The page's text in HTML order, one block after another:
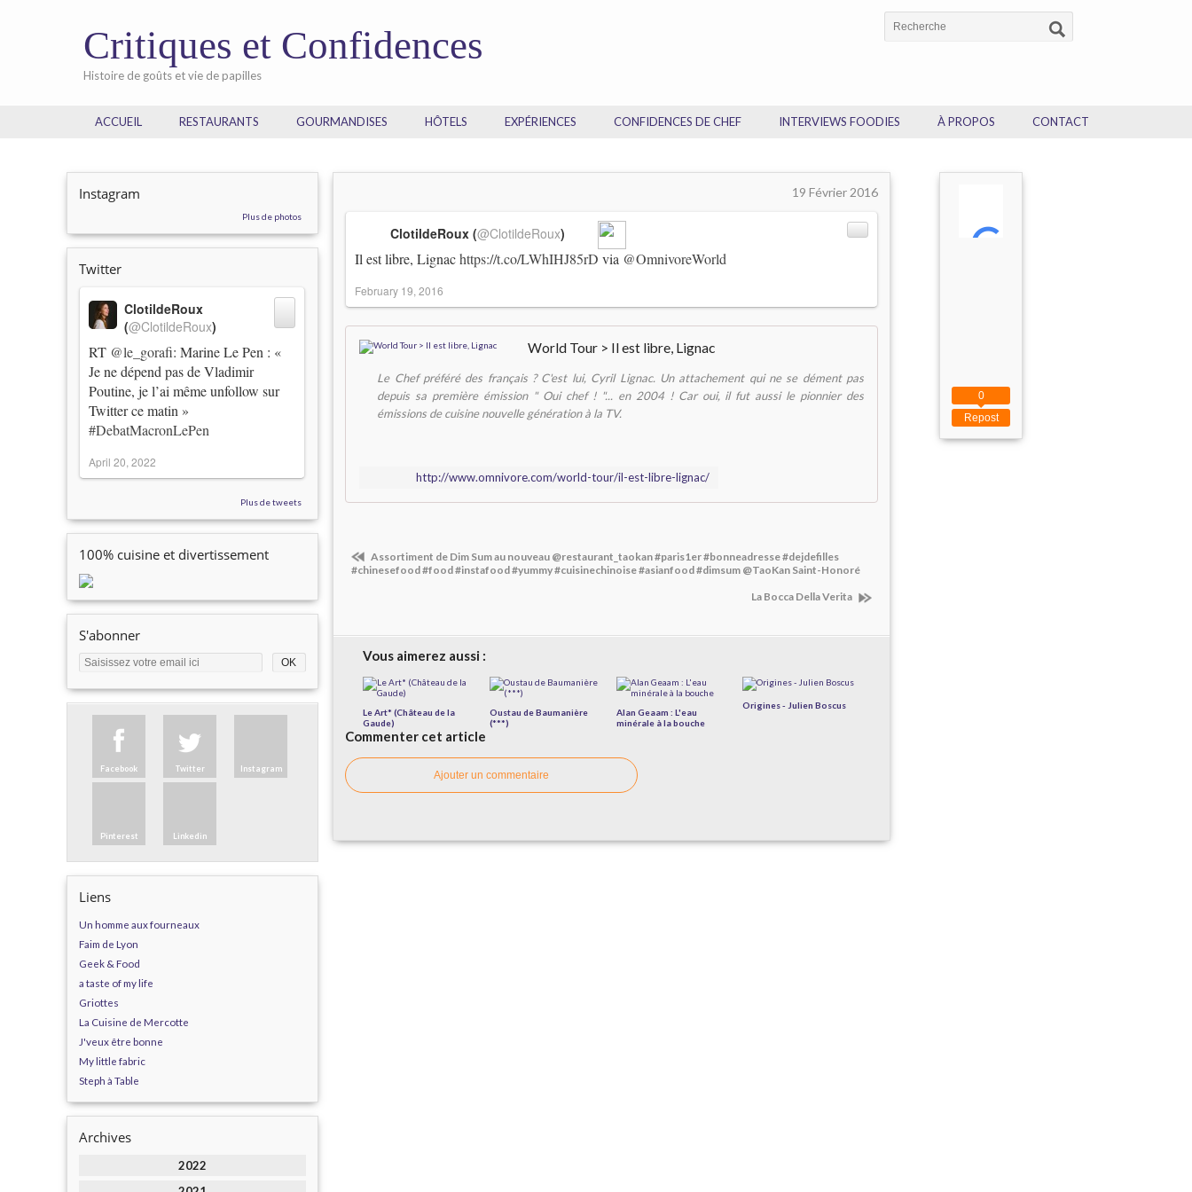
Critiques et Confidences
Histoire de goûts et vie de papilles
ACCUEIL RESTAURANTS GOURMANDISES HÔTELS EXPÉRIENCES CONFIDENCES DE CHEF INTERVIEWS FOODIES À PROPOS CONTACT
Instagram
Plus de photos
Twitter
RT @le_gorafi: Marine Le Pen : «
Je ne dépend pas de Vladimir
Poutine, je l’ai même unfollow sur
Twitter ce matin »
#DebatMacronLePen
ClotildeRoux
(@ClotildeRoux)
April 20, 2022
Plus de tweets
100% cuisine et divertissement
S'abonner
Facebook Twitter Instagram
Pinterest Linkedin
Liens
Un homme aux fourneaux
Faim de Lyon
Geek & Food
a taste of my life
Griottes
La Cuisine de Mercotte
J'veux être bonne
My little fabric
Steph à Table
Archives
2022
19 Février 2016
Il est libre, Lignachttps://t.co/LWhIHJ85rD via @OmnivoreWorld
ClotildeRoux (@ClotildeRoux)
February 19, 2016
World Tour > Il est libre, Lignac
Le Chef préféré des français ? C'est lui, Cyril Lignac. Un attachement qui ne se dément pas
depuis sa première émission " Oui chef ! "... en 2004 ! Car oui, il fut aussi le pionnier des
émissions de cuisine nouvelle génération à la TV.
http://www.omnivore.com/world-tour/il-est-libre-lignac/
Assortiment de Dim Sum au nouveau @restaurant_taokan #paris1er #bonneadresse #dejdefilles
#chinesefood #food #instafood #yummy #cuisinechinoise #asianfood #dimsum @TaoKan Saint-Honoré
La Bocca Della Verita
Vous aimerez aussi :
Le Art* (Château de la
Gaude)
Oustau de Baumanière
(***)
Alan Geaam : L'eau
minérale à la bouche
Origines - Julien Boscus
Commenter cet article
Ajouter un commentaire
Repost
0